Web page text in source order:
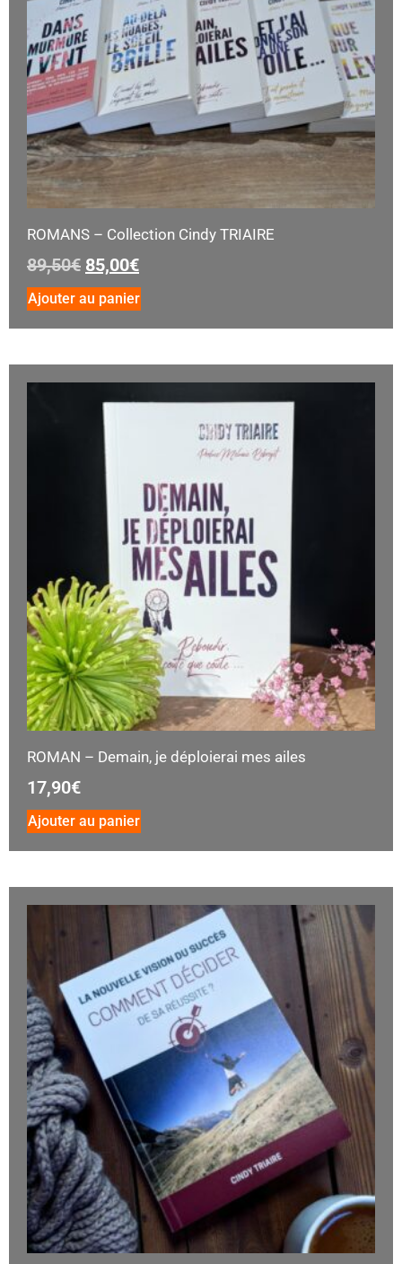
ROMANS – Collection Cindy TRIAIRE
89,50€ 85,00€
Ajouter au panier
ROMAN – Demain, je déploierai mes ailes
17,90€
Ajouter au panier